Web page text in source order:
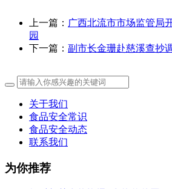
上一篇： 广西北流市市场监管局
园
下一篇： 副市长金珊赴慈溪查抄
关于我们
食品安全常识
食品安全动态
联系我们
为你推荐